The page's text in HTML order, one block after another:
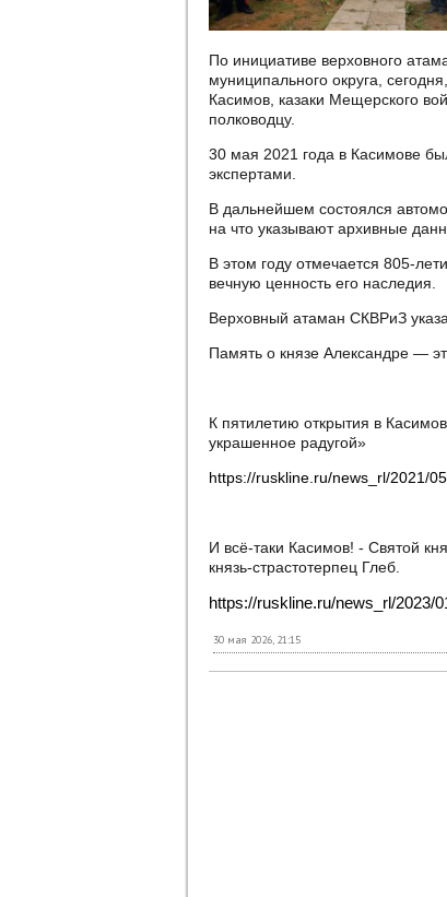
По инициативе верховного
муниципального округа,
Касимов, казаки Мещерского
полководцу.
30 мая 2021 года в Касимове
экспертами.
В дальнейшем состоялся
на что указывают архивные
В этом году отмечается 805-
вечную ценность его наследия.
Верховный атаман СКВРиЗ
Память о князе Александре —
К пятилетию открытия в
украшенное радугой»
https://ruskline.ru/news_rl/2021/
И всё-таки Касимов! - Святой
князь-страстотерпец Глеб.
https://ruskline.ru/news_rl/2023/
30 мая 2026, 21:15